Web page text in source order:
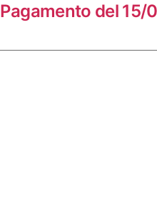
Pagamento del 15/